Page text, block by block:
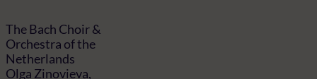
The Bach Choir &
Orchestra of the
Netherlands
Olga Zinovieva,